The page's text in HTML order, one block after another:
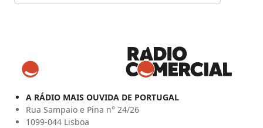
A RÁDIO MAIS OUVIDA DE PORTUGAL
Rua Sampaio e Pina n° 24/26
1099-044 Lisboa